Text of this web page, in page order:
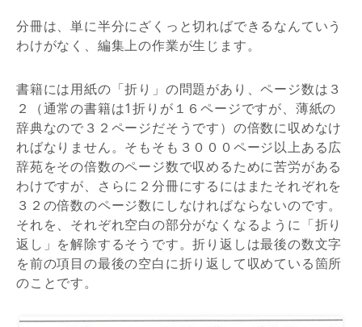
分冊は、単に半分にざくっと切ればできるなんていう
わけがなく、編集上の作業が生じます。
書籍には用紙の「折り」の問題があり、ページ数は３
２（通常の書籍は1折りが１６ページですが、薄紙の
辞典なので３２ページだそうです）の倍数に収めなけ
ればなりません。そもそも３０００ページ以上ある広
辞苑をその倍数のページ数で収めるために苦労がある
わけですが、さらに２分冊にするにはまたそれぞれを
３２の倍数のページ数にしなければならないのです。
それを、それぞれ空白の部分がなくなるように「折り
返し」を解除するそうです。折り返しは最後の数文字
を前の項目の最後の空白に折り返して収めている箇所
のことです。